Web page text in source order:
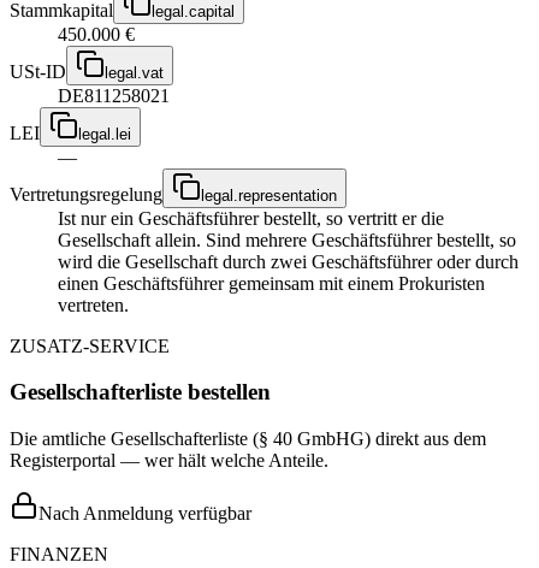
Stammkapital legal.capital
450.000 €
USt-ID
legal.vat
DE811258021
LEI
legal.lei
—
Vertretungsregelung
legal.representation
Ist nur ein Geschäftsführer bestellt, so vertritt er die
Gesellschaft allein. Sind mehrere Geschäftsführer bestellt, so
wird die Gesellschaft durch zwei Geschäftsführer oder durch
einen Geschäftsführer gemeinsam mit einem Prokuristen
vertreten.
ZUSATZ-SERVICE
Gesellschafterliste bestellen
Die amtliche Gesellschafterliste (§ 40 GmbHG) direkt aus dem
Registerportal — wer hält welche Anteile.
Nach Anmeldung verfügbar
FINANZEN